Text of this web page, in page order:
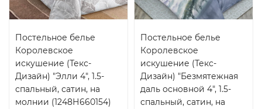
Постельное белье
Королевское
искушение (Текс-
Дизайн) "Элли 4", 1.5-
спальный, сатин, на
молнии (1248Н660154)
Постельное белье
Королевское
искушение (Текс-
Дизайн) "Безмятежная
даль основной 4", 1.5-
спальный, сатин, на